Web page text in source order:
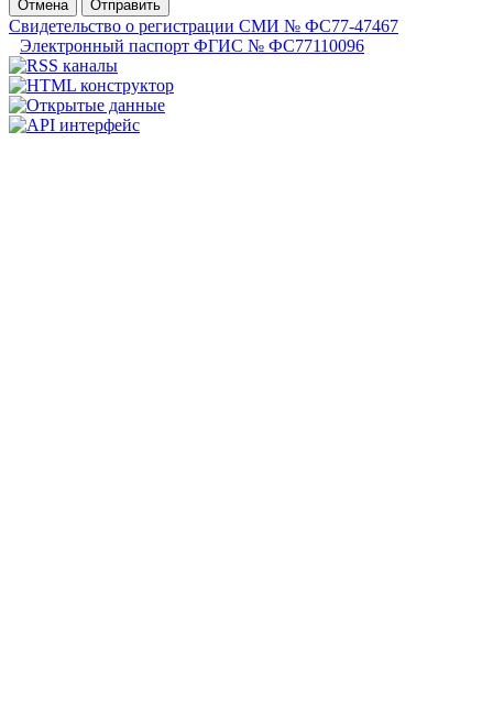
Отмена
Отправить
Свидетельство о регистрации СМИ № ФС77-47467
Электронный паспорт ФГИС № ФС77110096